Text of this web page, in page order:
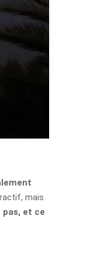
mais
pas, et ce